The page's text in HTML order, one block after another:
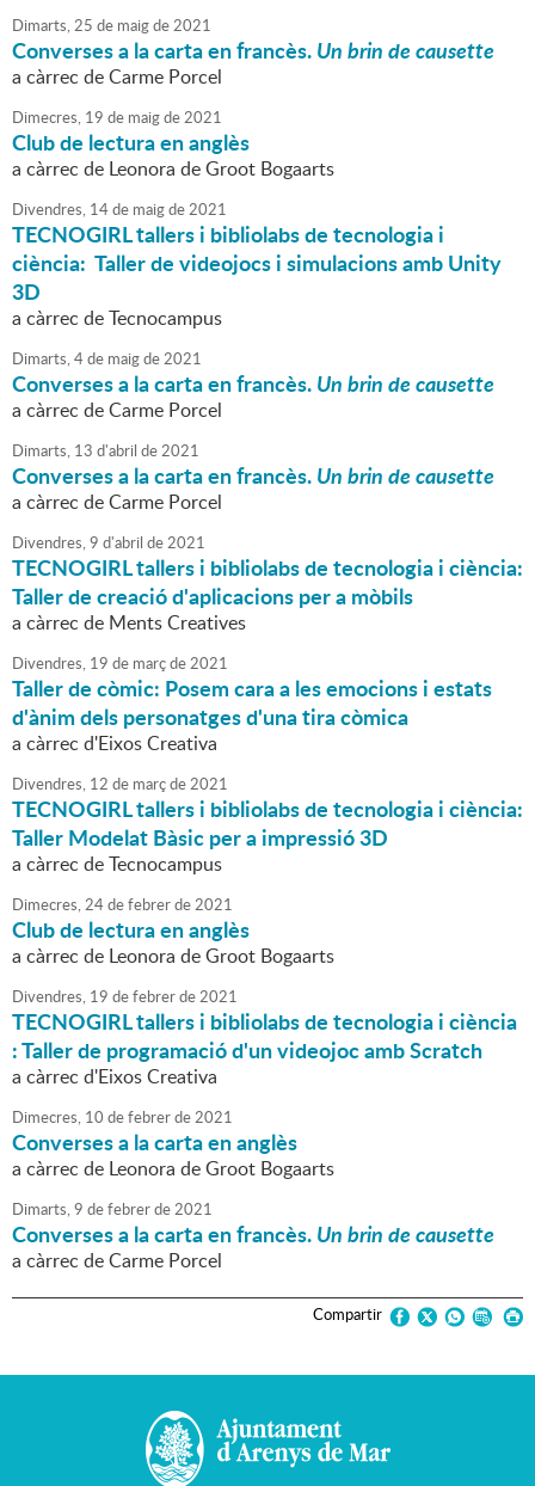
Dimarts,25 de maigde2021
Converses a la carta en francès.Un brin de causette
a càrrec de Carme Porcel
Dimecres, 19 de maigde2021
Club de lectura en anglès
a càrrec de Leonora de Groot Bogaarts
Divendres, 14de maigde2021
TECNOGIRL tallers i bibliolabs de tecnologia i
ciència: Taller de videojocs i simulacions amb Unity
3D
a càrrec de Tecnocampus
Dimarts,4de maigde2021
Converses a la carta en francès.Un brin de causette
a càrrec de Carme Porcel
Dimarts, 13 d'abril de2021
Converses a la carta en francès.Un brin de causette
a càrrec de Carme Porcel
Divendres,9 d'abril de2021
TECNOGIRL tallers i bibliolabs de tecnologia i ciència:
Taller de creació d'aplicacions per a mòbils
a càrrec de Ments Creatives
Divendres, 19 de marçde2021
Taller de còmic: Posem cara a les emocions i estats
d'ànim dels personatges d'una tira còmica
a càrrec d'Eixos Creativa
Divendres, 12 de marçde2021
TECNOGIRL tallers i bibliolabs de tecnologia i ciència:
Taller Modelat Bàsic per a impressió 3D
a càrrec de Tecnocampus
Dimecres,24defebrerde2021
Club de lectura en anglès
a càrrec de Leonora de Groot Bogaarts
Divendres, 19 defebrerde2021
TECNOGIRL tallers i bibliolabs de tecnologia i ciència
: Taller de programació d'un videojoc amb Scratch
a càrrec d'Eixos Creativa
Dimecres, 10 defebrerde2021
Converses a la carta en anglès
a càrrec de Leonora de Groot Bogaarts
Dimarts,9 defebrerde2021
Converses a la carta en francès.Un brin de causette
a càrrec de Carme Porcel
Compartir